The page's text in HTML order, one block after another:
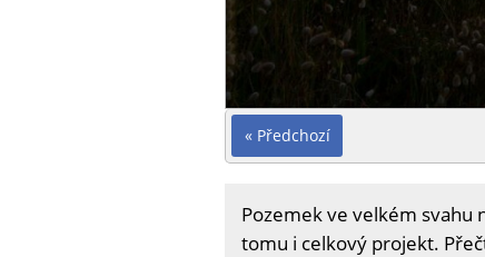
« Předchozí
Pozemek ve velkém svahu
tomu i celkový projekt.